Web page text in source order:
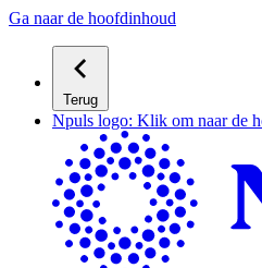
Ga naar de hoofdinhoud
Terug
Npuls logo: Klik om naar de